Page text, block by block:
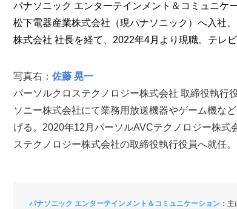
パナソニック エンターテインメント＆コミュニケ
松下電器産業株式会社（現パナソニック）へ入社
株式会社 社長を経て、2022年4月より現職。テレ
写真右： 佐藤 晃一
パーソルクロステクノロジー株式会社 取締役執行
ソニー株式会社にて業務用放送機器やゲーム機な
げる。2020年12月パーソルAVCテクノロジー株
ステクノロジー株式会社の取締役執行役員へ就任。
パナソニック エンターテインメント＆コミュニケーション ：